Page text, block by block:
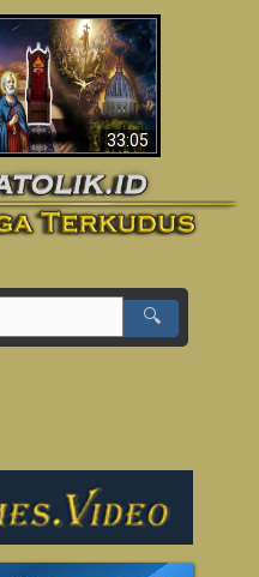
33:05
Apakah Alkitab
Memprediksikan 70
Tahun Tanpa
Seorang Paus?
🔍